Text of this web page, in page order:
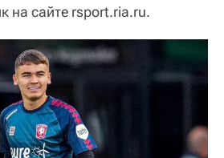
на сайте rsport.ria.ru.